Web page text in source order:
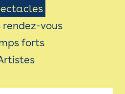
rendez-vous
forts